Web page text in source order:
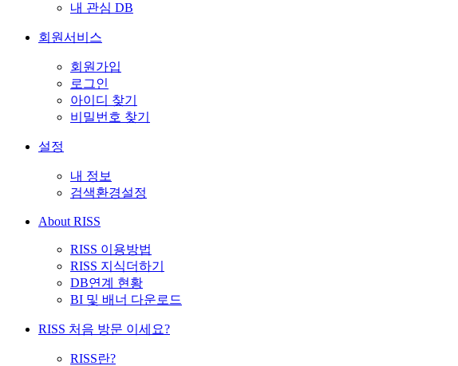
내 관심 DB
회원서비스
회원가입
로그인
아이디 찾기
비밀번호 찾기
설정
내 정보
검색환경설정
About RISS
RISS 이용방법
RISS 지식더하기
DB연계 현황
BI 및 배너 다운로드
RISS 처음 방문 이세요?
RISS란?